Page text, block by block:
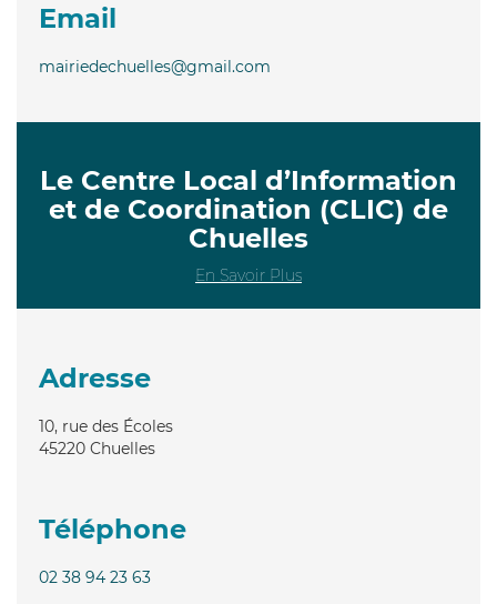
Email
mairiedechuelles@gmail.com
Le Centre Local d’Information
et de Coordination (CLIC) de
Chuelles
En Savoir Plus
Adresse
10, rue des Écoles
45220 Chuelles
Téléphone
02 38 94 23 63